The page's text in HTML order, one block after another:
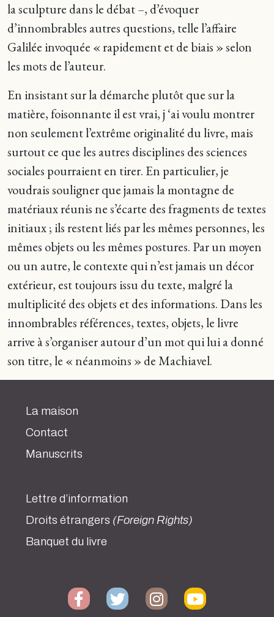
la sculpture dans le débat –, d’évoquer
d’innombrables autres questions, telle l’affaire
Galilée invoquée « rapidement et de biais » selon
les mots de l’auteur.
En insistant sur la démarche plutôt que sur la
matière, foisonnante il est vrai, j ‘ai voulu montrer
non seulement l’extrême originalité du livre, mais
surtout ce que les autres disciplines des sciences
sociales pourraient en tirer. En particulier, je
voudrais souligner que jamais la montagne de
matériaux réunis ne s’écarte des fragments de textes
initiaux ; ils restent liés par les mêmes personnes, les
mêmes objets ou les mêmes postures. Par un moyen
ou un autre, le contexte qui n’est jamais un décor
extérieur, est toujours issu du texte, malgré la
multiplicité des objets et des informations. Dans les
innombrables références, textes, objets, le livre
arrive à s’organiser autour d’un mot qui lui a donné
son titre, le « néanmoins » de Machiavel.
La maison
Contact
Manuscrits
Lettre d’information
Droits étrangers (Foreign Rights)
Banquet du livre